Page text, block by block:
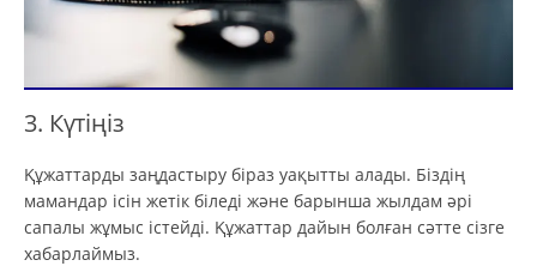
3. Күтіңіз
Құжаттарды заңдастыру біраз уақытты алады. Біздің
мамандар ісін жетік біледі және барынша жылдам әрі
сапалы жұмыс істейді. Құжаттар дайын болған сәтте сізге
хабарлаймыз.